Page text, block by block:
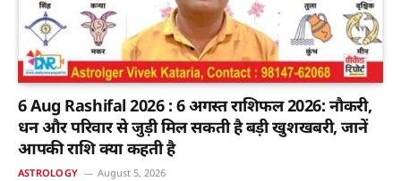
6 Aug Rashifal 2026 : 6 अगस्त राशिफल 2026: नौकरी,
धन और परिवार से जुड़ी मिल सकती है बड़ी खुशखबरी, जानें
आपकी राशि क्या कहती है
ASTROLOGY August 5, 2026